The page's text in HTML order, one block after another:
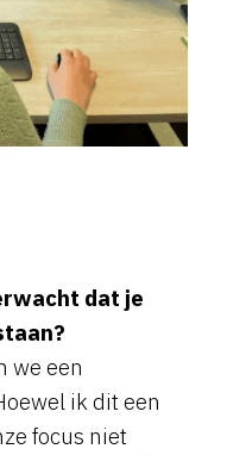
dat je
we een
ik dit een
focus niet